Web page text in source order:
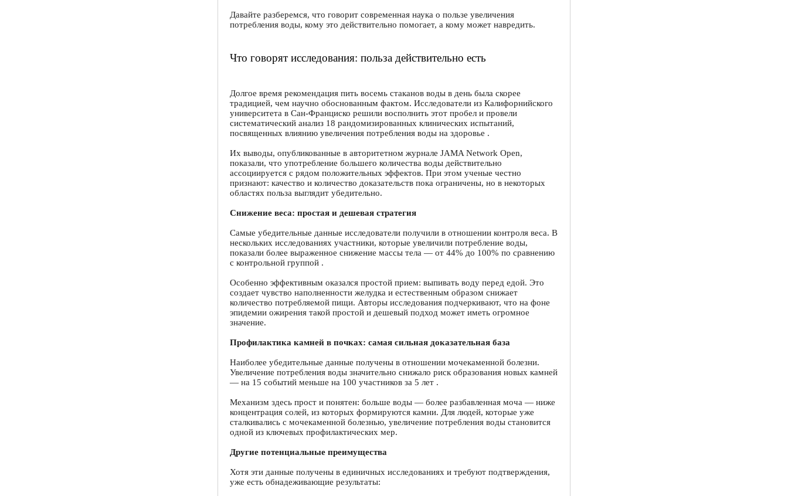
Давайте разберемся, что говорит современная наука о пользе увеличения
потребления воды, кому это действительно помогает, а кому может навредить.
Что говорят исследования: польза действительно есть
Долгое время рекомендация пить восемь стаканов воды в день была скорее
традицией, чем научно обоснованным фактом. Исследователи из Калифорнийского
университета в Сан-Франциско решили восполнить этот пробел и провели
систематический анализ 18 рандомизированных клинических испытаний,
посвященных влиянию увеличения потребления воды на здоровье .
Их выводы, опубликованные в авторитетном журнале JAMA Network Open,
показали, что употребление большего количества воды действительно
ассоциируется с рядом положительных эффектов. При этом ученые честно
признают: качество и количество доказательств пока ограничены, но в некоторых
областях польза выглядит убедительно.
Снижение веса: простая и дешевая стратегия
Самые убедительные данные исследователи получили в отношении контроля веса. В
нескольких исследованиях участники, которые увеличили потребление воды,
показали более выраженное снижение массы тела — от 44% до 100% по сравнению
с контрольной группой .
Особенно эффективным оказался простой прием: выпивать воду перед едой. Это
создает чувство наполненности желудка и естественным образом снижает
количество потребляемой пищи. Авторы исследования подчеркивают, что на фоне
эпидемии ожирения такой простой и дешевый подход может иметь огромное
значение.
Профилактика камней в почках: самая сильная доказательная база
Наиболее убедительные данные получены в отношении мочекаменной болезни.
Увеличение потребления воды значительно снижало риск образования новых камней
— на 15 событий меньше на 100 участников за 5 лет .
Механизм здесь прост и понятен: больше воды — более разбавленная моча — ниже
концентрация солей, из которых формируются камни. Для людей, которые уже
сталкивались с мочекаменной болезнью, увеличение потребления воды становится
одной из ключевых профилактических мер.
Другие потенциальные преимущества
Хотя эти данные получены в единичных исследованиях и требуют подтверждения,
уже есть обнадеживающие результаты: